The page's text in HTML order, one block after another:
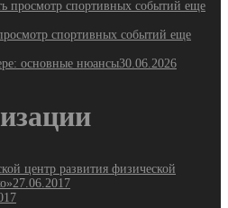
спортивных событий еще
основные нюансы30.06.2026
центр развития физической
27.06.2017